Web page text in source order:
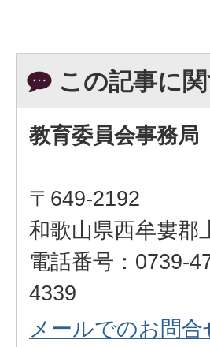
この記事に
教育委員会事務
〒649-2192
和歌山県西牟婁郡
電話番号：0739-
4339
メールでのお問合